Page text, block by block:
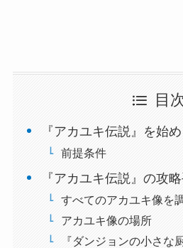
目
『アカユキ伝説』を始
前提条件
『アカユキ伝説』の攻
すべてのアカユキ像を
アカユキ像の場所
『ダンジョンの小さな